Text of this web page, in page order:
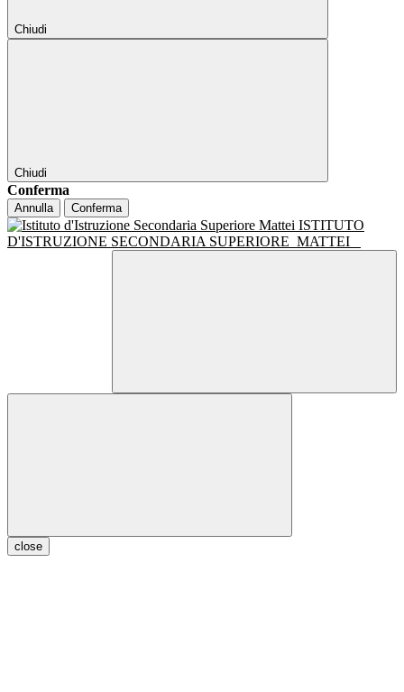
Chiudi
Chiudi
Conferma
Annulla Conferma
ISTITUTO
D'ISTRUZIONE SECONDARIA SUPERIORE MATTEI
close